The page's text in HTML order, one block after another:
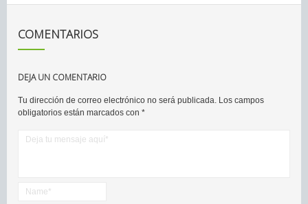
COMENTARIOS
DEJA UN COMENTARIO
Tu dirección de correo electrónico no será publicada. Los campos
obligatorios están marcados con *